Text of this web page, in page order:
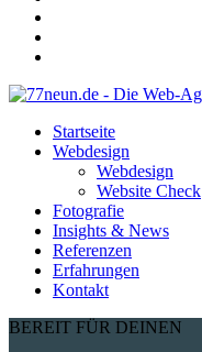
Startseite
Webdesign
Webdesign
Website Check
Fotografie
Insights & News
Referenzen
Erfahrungen
Kontakt
BEREIT FÜR DEINEN